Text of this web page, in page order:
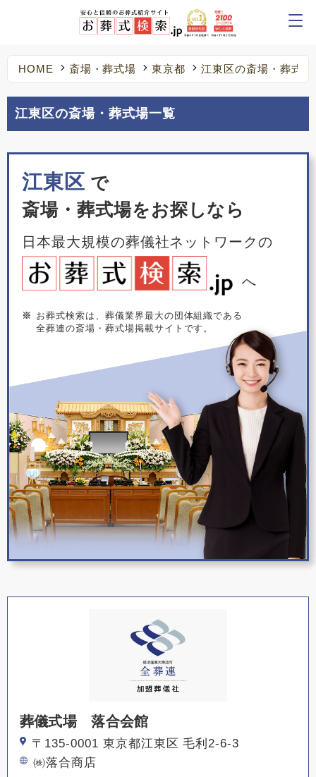
HOME 斎場・葬式場 東京都 江東区の斎場・葬式場
江東区の斎場・葬式場一覧
江東区 で
斎場・葬式場をお探しなら
日本最大規模の葬儀社ネットワークの
へ
※
お葬式検索は、葬儀業界最大の団体組織である
全葬連の斎場・葬式場掲載サイトです。
葬儀式場 落合会館
〒135-0001 東京都江東区 毛利2-6-3
㈱落合商店